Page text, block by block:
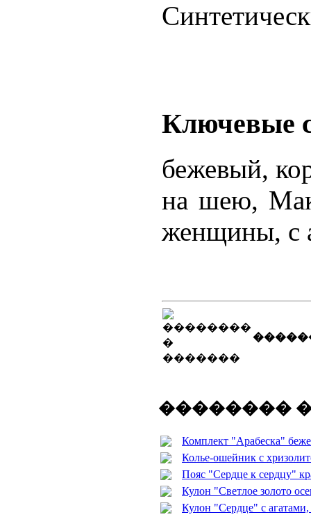
Ключевые
бежевый,
на шею,
женщины, с
��������
Комплект "Арабеска"
Колье-ошейник с
Пояс "Сердце к сердцу"
Кулон "Светлое золото
Кулон "Сердце" с